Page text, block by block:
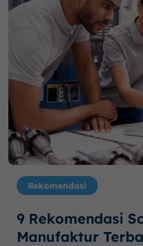
Rekomendasi
9 Rekomendasi
Manufaktur